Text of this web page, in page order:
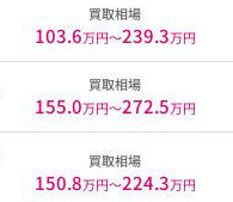
買取相場
103.6万円〜239.3万円
買取相場
155.0万円〜272.5万円
買取相場
150.8万円〜224.3万円